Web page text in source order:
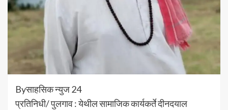
Byसाहसिक न्युज 24
प्रतिनिधी/ पुलगाव : येथील सामाजिक कार्यकर्ते दीनदयाल